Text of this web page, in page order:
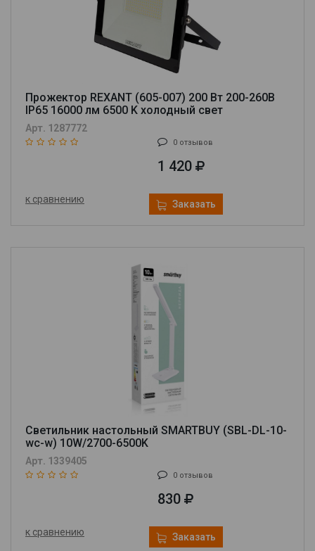
Прожектор REXANT (605-007) 200 Вт 200-260В
IP65 16000 лм 6500 K холодный свет
Арт. 1287772
0 отзывов
1 420
к сравнению Заказать
Светильник настольный SMARTBUY (SBL-DL-10-
wc-w) 10W/2700-6500K
Арт. 1339405
0 отзывов
830
к сравнению Заказать